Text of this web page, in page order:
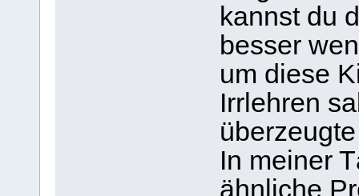
kannst du
besser
um diese
Irrlehren
In meiner
ähnliche